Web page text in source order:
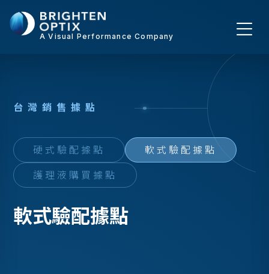
A Visual Performance Company
台灣銷 售據點
硬式驗配據點 軟式驗配據點
護理液購買據點
軟式驗配據點